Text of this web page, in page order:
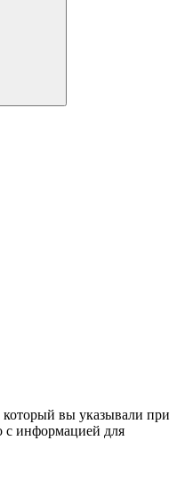
который вы указывали при
с информацией для